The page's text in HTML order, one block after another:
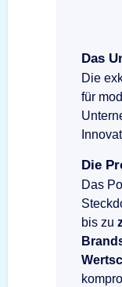
Das
Die
für
Die
Das
bis zu